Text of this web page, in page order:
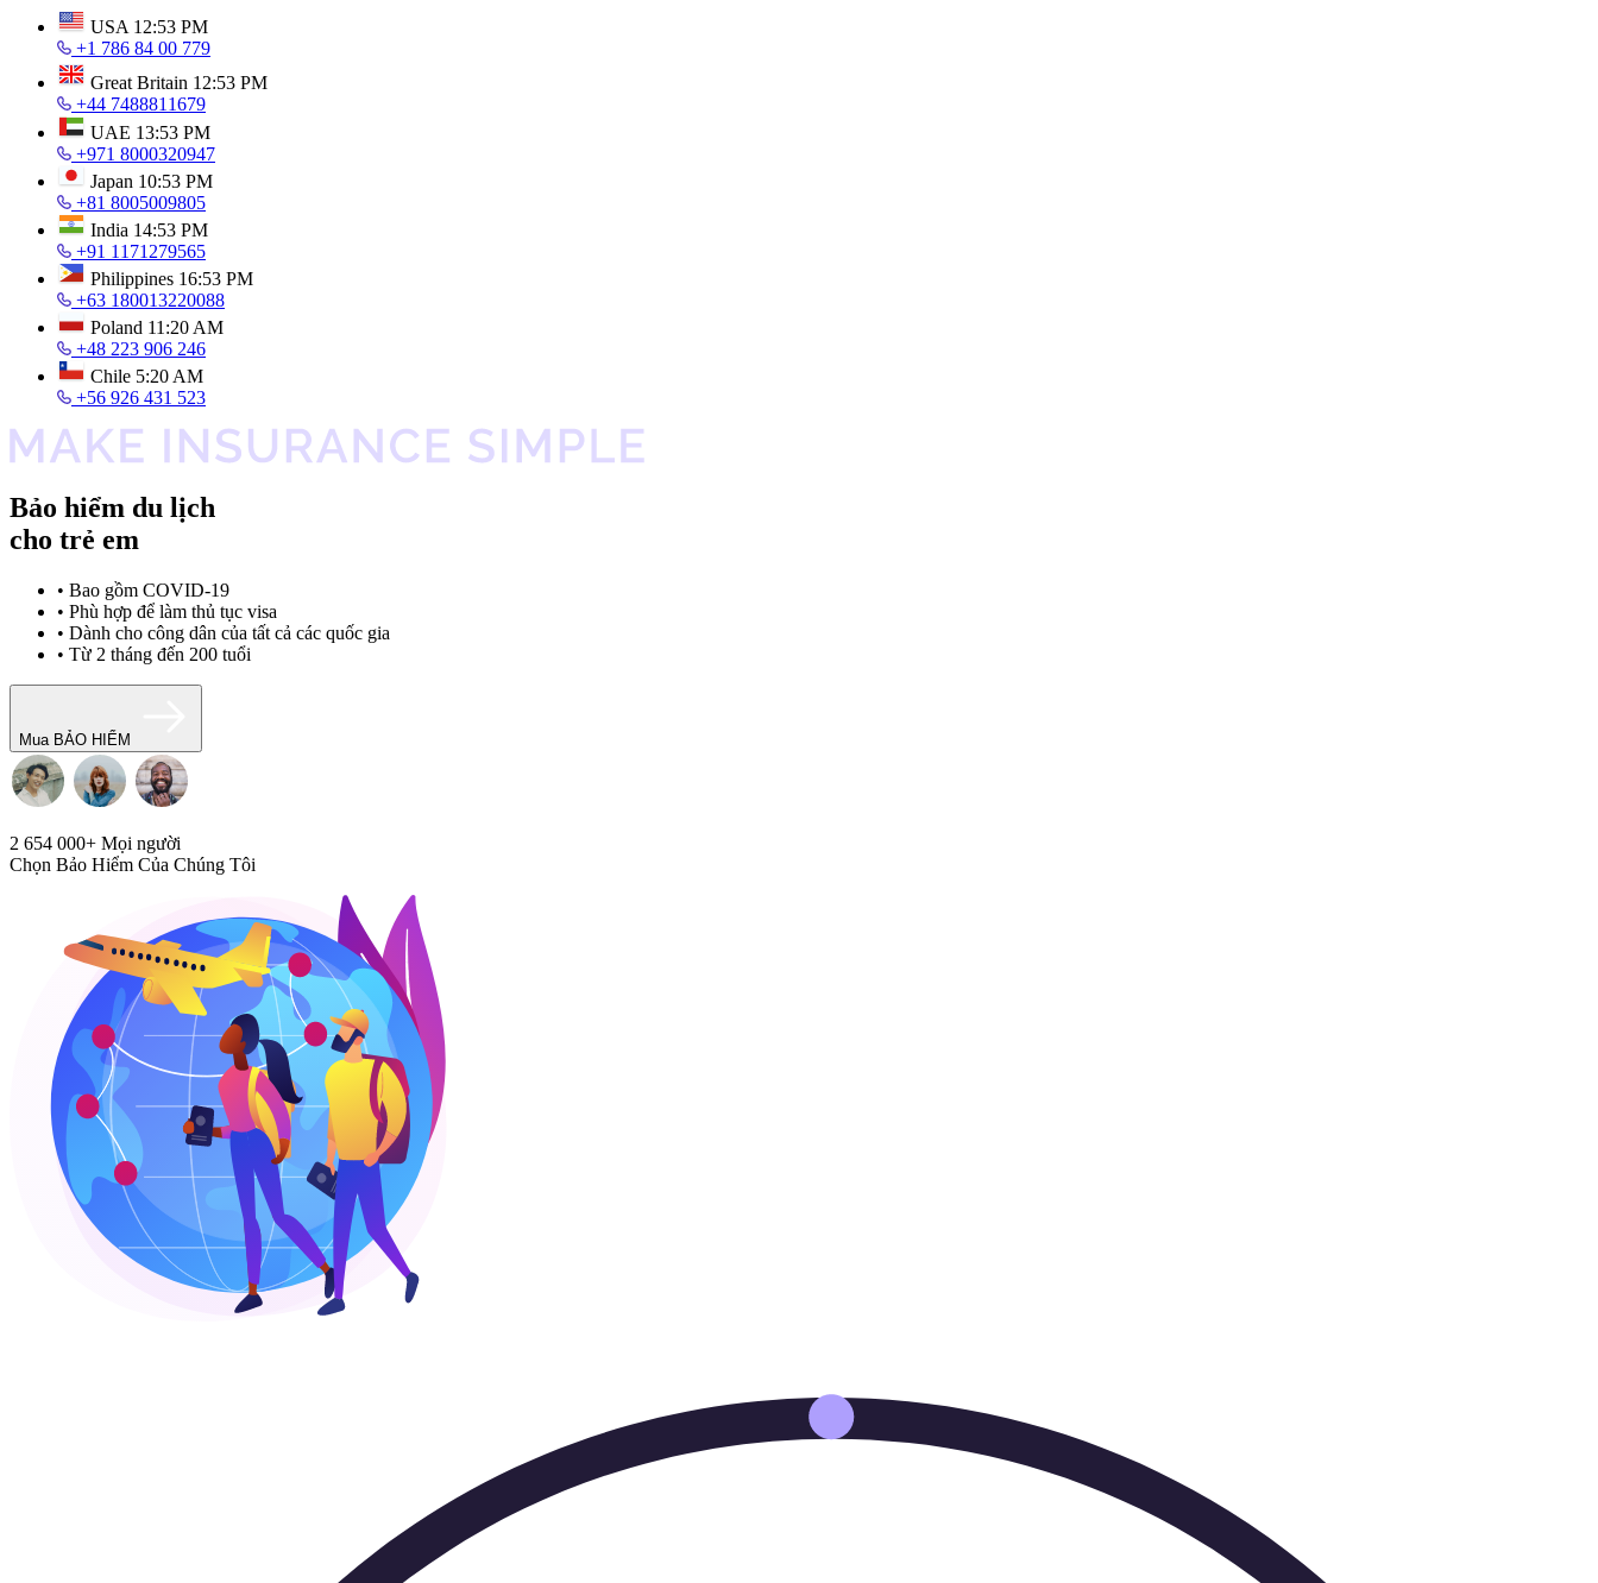
USA 12:53 PM
+1 786 84 00 779
Great Britain 12:53 PM
+44 7488811679
UAE 13:53 PM
+971 8000320947
Japan 10:53 PM
+81 8005009805
India 14:53 PM
+91 1171279565
Philippines 16:53 PM
+63 180013220088
Poland 11:20 AM
+48 223 906 246
Chile 5:20 AM
+56 926 431 523
Bảo hiểm du lịch
cho trẻ em
• Bao gồm COVID-19
• Phù hợp để làm thủ tục visa
• Dành cho công dân của tất cả các quốc gia
• Từ 2 tháng đến 200 tuổi
Mua BẢO HIỂM
2 654 000+ Mọi người
Chọn Bảo Hiểm Của Chúng Tôi